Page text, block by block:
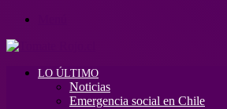
LO ÚLTIMO
Noticias
Emergencia social en Chile